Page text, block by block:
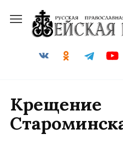
содержанию
Крещение